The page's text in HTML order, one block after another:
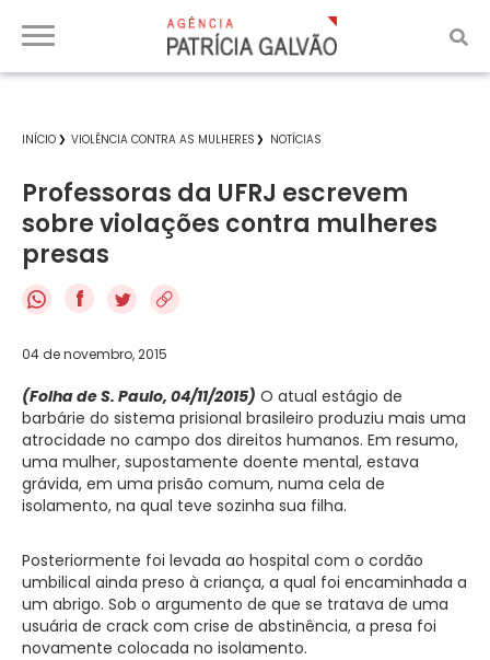
INÍCIO VIOLÊNCIA CONTRA AS MULHERES NOTÍCIAS
Professoras da UFRJ escrevem
sobre violações contra mulheres
presas
f
04 de novembro, 2015
(Folha de S. Paulo, 04/11/2015) O atual estágio de
barbárie do sistema prisional brasileiro produziu mais uma
atrocidade no campo dos direitos humanos. Em resumo,
uma mulher, supostamente doente mental, estava
grávida, em uma prisão comum, numa cela de
isolamento, na qual teve sozinha sua filha.
Posteriormente foi levada ao hospital com o cordão
umbilical ainda preso à criança, a qual foi encaminhada a
um abrigo. Sob o argumento de que se tratava de uma
usuária de crack com crise de abstinência, a presa foi
novamente colocada no isolamento.